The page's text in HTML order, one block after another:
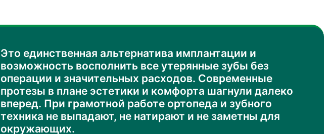
Это единственная альтернатива имплантации и
возможность восполнить все утерянные зубы без
операции и значительных расходов. Современные
протезы в плане эстетики и комфорта шагнули далеко
вперед. При грамотной работе ортопеда и зубного
техника не выпадают, не натирают и не заметны для
окружающих.